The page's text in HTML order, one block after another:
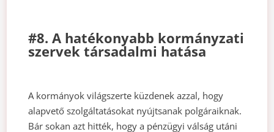
#8. A hatékonyabb kormányzati
szervek társadalmi hatása
A kormányok világszerte küzdenek azzal, hogy
alapvető szolgáltatásokat nyújtsanak polgáraiknak.
Bár sokan azt hitték, hogy a pénzügyi válság utáni